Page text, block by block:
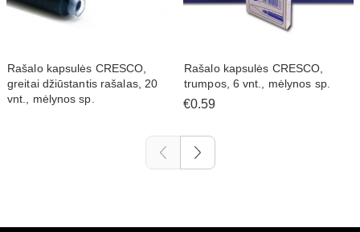
Rašalo kapsulės CRESCO,
greitai džiūstantis rašalas, 20
vnt., mėlynos sp.
Rašalo kapsulės CRESCO,
trumpos, 6 vnt., mėlynos sp.
€0.59